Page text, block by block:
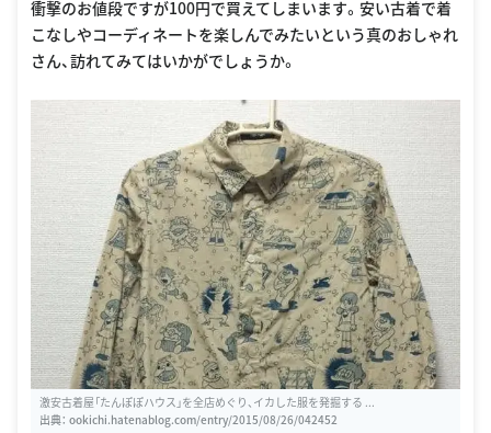
衝撃のお値段ですが100円で買えてしまいます。安い古着で着
こなしやコーディネートを楽しんでみたいという真のおしゃれ
さん、訪れてみてはいかがでしょうか。
激安古着屋「たんぽぽハウス」を全店めぐり、イカした服を発掘する ...
出典： ookichi.hatenablog.com/entry/2015/08/26/042452